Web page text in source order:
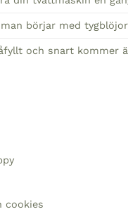
börjar med tygblöjor
och snart kommer
cookies